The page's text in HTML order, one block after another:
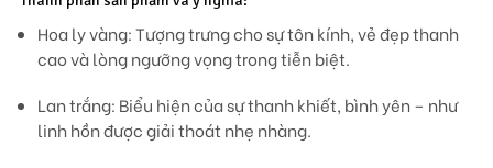
Hoa ly vàng:Tượng trưng cho sự tôn kính, vẻ đẹp thanh
cao và lòng ngưỡng vọng trong tiễn biệt.
Lan trắng: Biểu hiện của sự thanh khiết, bình yên – như
linh hồn được giải thoát nhẹ nhàng.